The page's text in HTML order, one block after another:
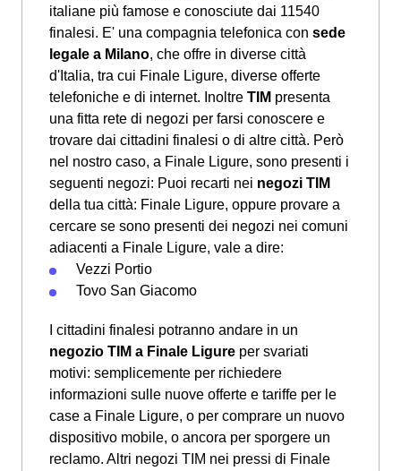
italiane più famose e conosciute dai 11540
finalesi. E' una compagnia telefonica con sede
legale a Milano, che offre in diverse città
d'Italia, tra cui Finale Ligure, diverse offerte
telefoniche e di internet. Inoltre TIM presenta
una fitta rete di negozi per farsi conoscere e
trovare dai cittadini finalesi o di altre città. Però
nel nostro caso, a Finale Ligure, sono presenti i
seguenti negozi: Puoi recarti nei negozi TIM
della tua città: Finale Ligure, oppure provare a
cercare se sono presenti dei negozi nei comuni
adiacenti a Finale Ligure, vale a dire:
Vezzi Portio
Tovo San Giacomo
I cittadini finalesi potranno andare in un
negozio TIM a Finale Ligure per svariati
motivi: semplicemente per richiedere
informazioni sulle nuove offerte e tariffe per le
case a Finale Ligure, o per comprare un nuovo
dispositivo mobile, o ancora per sporgere un
reclamo. Altri negozi TIM nei pressi di Finale